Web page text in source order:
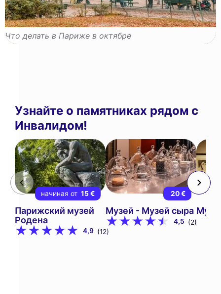
Что делать в Париже в октябре
Узнайте о памятниках рядом с
Инвалидом!
начиная от 15 €
Парижский музей
Родена
4,9 (12)
20 €
Музей - Музей сыра
4,5 (2)